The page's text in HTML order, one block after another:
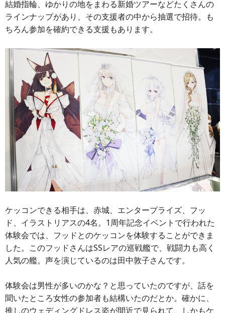
結婚指輪、ゆかりの地をまわる新婚ツアーなどたくさんの
ラインナップがあり、その支援者の中から抽選で招待。も
ちろん参加を確約できる支援もあります。
ケッコンできる相手は、赤城、エンタープライズ、フッ
ド、イラストリアスの4名。1周年記念イベントで行われた
体験会では、フッドとのケッコンを体験することができま
した。このフッドさんはSSレアの巡戦艦で、戦闘力も高く
人気の艦。声を演じているのは田中敦子さんです。
体験会は男性が多いのかな？と思っていたのですが、話を
聞いたところ女性の参加者も結構いたのだとか。確かに、
推しのウェディングドレス姿が間近で見られて、しかもケ